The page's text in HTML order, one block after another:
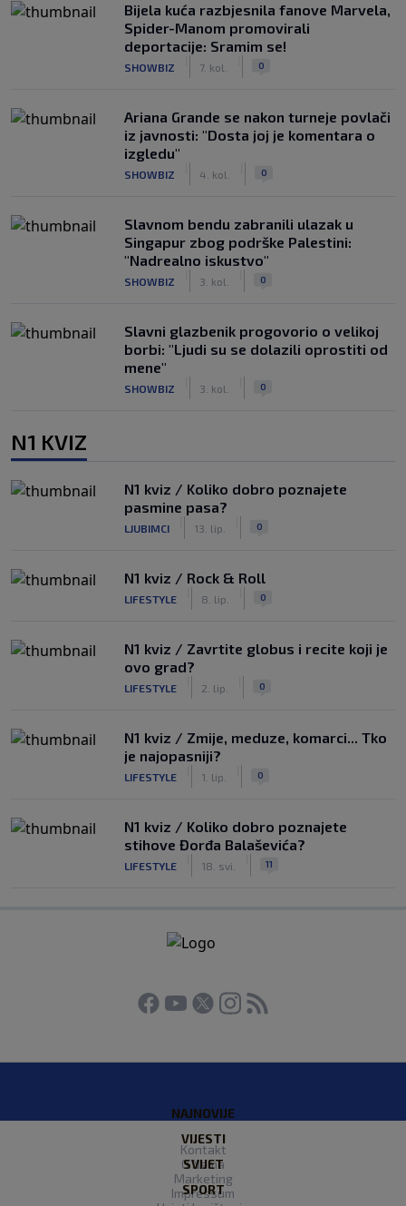
Bijela kuća razbjesnila fanove Marvela,
Spider-Manom promovirali
deportacije: Sramim se!
SHOWBIZ 7. kol. 0
Ariana Grande se nakon turneje povlači
iz javnosti: "Dosta joj je komentara o
izgledu"
SHOWBIZ 4. kol. 0
Slavnom bendu zabranili ulazak u
Singapur zbog podrške Palestini:
"Nadrealno iskustvo"
SHOWBIZ 3. kol. 0
Slavni glazbenik progovorio o velikoj
borbi: "Ljudi su se dolazili oprostiti od
mene"
SHOWBIZ 3. kol. 0
N1 KVIZ
N1 kviz / Koliko dobro poznajete
pasmine pasa?
LJUBIMCI 13. lip. 0
N1 kviz / Rock & Roll
LIFESTYLE 8. lip. 0
N1 kviz / Zavrtite globus i recite koji je
ovo grad?
LIFESTYLE 2. lip. 0
N1 kviz / Zmije, meduze, komarci... Tko
je najopasniji?
LIFESTYLE 1. lip. 0
N1 kviz / Koliko dobro poznajete
stihove Đorđa Balaševića?
LIFESTYLE 18. svi. 11
NAJNOVIJE
VIJESTI
SVIJET
SPORT
Kontakt
O Nama
Marketing
Impressum